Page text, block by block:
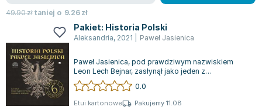
49.90złtaniej o 9.26zł
Pakiet: Historia Polski
Aleksandria, 2021 Paweł Jasienica
Paweł Jasienica, pod prawdziwym nazwiskiem
Leon Lech Bejnar, zasłynął jako jeden z
najważniejszych polskich historyków XX wieku. J...
0.0
Etui kartonowe
Pakujemy 11.08